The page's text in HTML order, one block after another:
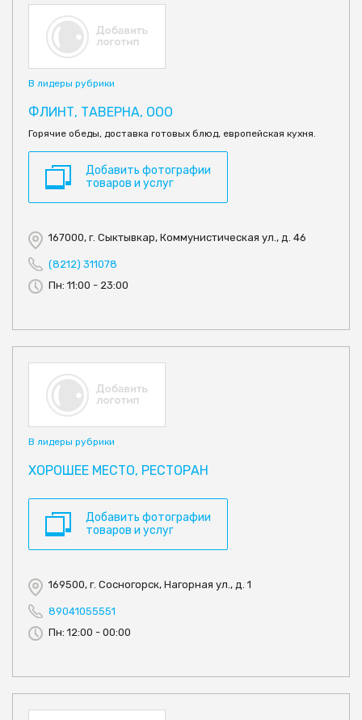
В лидеры рубрики
ФЛИНТ, ТАВЕРНА, ООО
Горячие обеды, доставка готовых блюд, европейская кухня.
Добавить фотографии
товаров и услуг
167000, г. Сыктывкар, Коммунистическая ул., д. 46
(8212) 311078
Пн: 11:00 - 23:00
В лидеры рубрики
ХОРОШЕЕ МЕСТО, РЕСТОРАН
Добавить фотографии
товаров и услуг
169500, г. Сосногорск, Нагорная ул., д. 1
89041055551
Пн: 12:00 - 00:00